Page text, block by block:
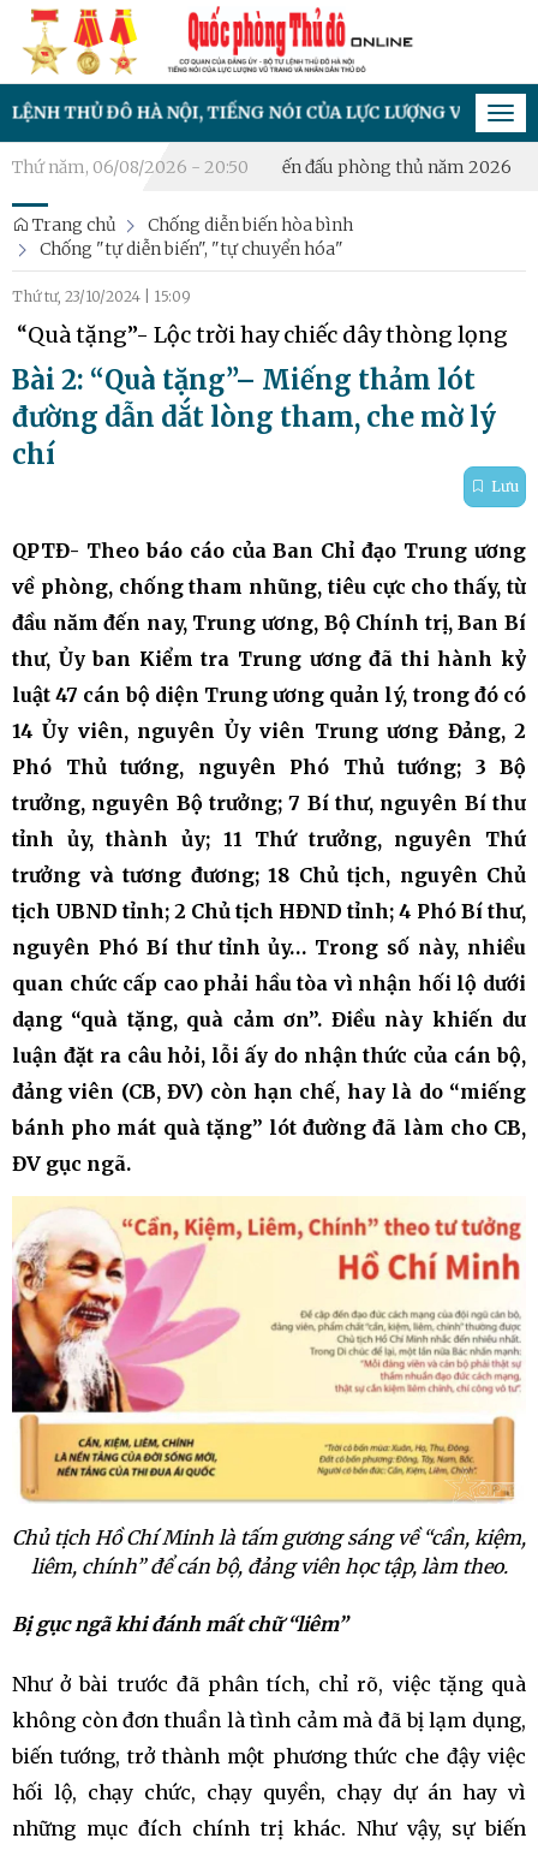
HÀ NỘI, TIẾNG NÓI CỦA LỰC LƯỢNG VŨ TRANG VÀ
Thứ năm, 06/08/2026 - 20:50
Khai mạc diễn tập chiến đấu phòng thủ năm 2026 Xã
Trang chủ
Chống diễn biến hòa bình
Chống "tự diễn biến", "tự chuyển hóa"
Thứ tư, 23/10/2024 15:09
“Quà tặng”- Lộc trời hay chiếc dây thòng lọng
Bài 2: “Quà tặng”– Miếng thảm lót
đường dẫn dắt lòng tham, che mờ lý
chí
Lưu
QPTĐ- Theo báo cáo của Ban Chỉ đạo Trung ương
về phòng, chống tham nhũng, tiêu cực cho thấy, từ
đầu năm đến nay, Trung ương, Bộ Chính trị, Ban Bí
thư, Ủy ban Kiểm tra Trung ương đã thi hành kỷ
luật 47 cán bộ diện Trung ương quản lý, trong đó có
14 Ủy viên, nguyên Ủy viên Trung ương Đảng, 2
Phó Thủ tướng, nguyên Phó Thủ tướng; 3 Bộ
trưởng, nguyên Bộ trưởng; 7 Bí thư, nguyên Bí thư
tỉnh ủy, thành ủy; 11 Thứ trưởng, nguyên Thứ
trưởng và tương đương; 18 Chủ tịch, nguyên Chủ
tịch UBND tỉnh; 2 Chủ tịch HĐND tỉnh; 4 Phó Bí thư,
nguyên Phó Bí thư tỉnh ủy… Trong số này, nhiều
quan chức cấp cao phải hầu tòa vì nhận hối lộ dưới
dạng “quà tặng, quà cảm ơn”. Điều này khiến dư
luận đặt ra câu hỏi, lỗi ấy do nhận thức của cán bộ,
đảng viên (CB, ĐV) còn hạn chế, hay là do “miếng
bánh pho mát quà tặng” lót đường đã làm cho CB,
ĐV gục ngã.
Chủ tịch Hồ Chí Minh là tấm gương sáng về “cần, kiệm,
liêm, chính” để cán bộ, đảng viên học tập, làm theo.
Bị gục ngãkhiđánh mất chữ“liêm”
Như ở bài trước đã phân tích, chỉ rõ, việc tặng quà
không còn đơn thuần là tình cảm mà đã bị lạm dụng,
biến tướng, trở thành một phương thức che đậy việc
hối lộ, chạy chức, chạy quyền, chạy dự án hay vì
những mục đích chính trị khác. Như vậy, sự biến